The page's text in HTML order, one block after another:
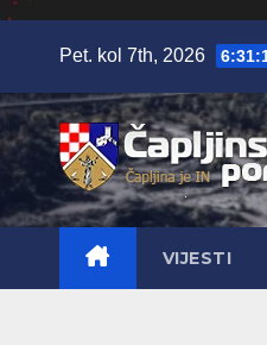
content
Pet. kol 7th, 2026
VIJESTI